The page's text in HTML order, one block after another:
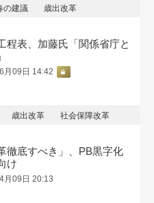
の建議 歳出改革
程表、加藤氏「関係省庁と
月09日 14:42
歳出改革 社会保障改革
徹底すべき」、PB黒字化
け
月09日 20:13